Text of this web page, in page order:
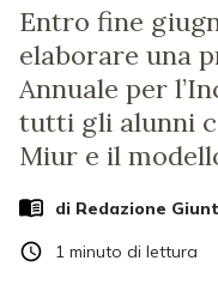
Entro fine
elaborare una
Annuale per
tutti gli alunni
Miur e il
di Redazione
1 minuto di lettura